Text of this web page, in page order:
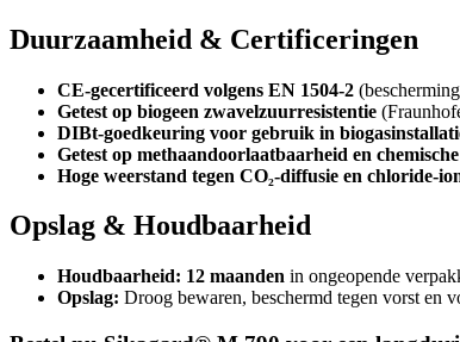
Duurzaamheid & Certificeringen
CE-gecertificeerd volgens EN 1504-2
Getest op biogeen zwavelzuurresistentie
DIBt-goedkeuring voor gebruik in
Getest op methaandoorlaatbaarheid en
Hoge weerstand tegen CO₂-diffusie en chloride-
Opslag & Houdbaarheid
Houdbaarheid: 12 maanden in ongeopende
Opslag: Droog bewaren, beschermd tegen vorst en